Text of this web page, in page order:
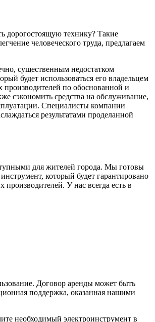
дорогостоящую технику? Такие
человеческого труда, предлагаем
существенным недостатком
будет использоваться его владельцем
производителей по обоснованной и
сэкономить средства на обслуживание,
Специалисты компании
результатами проделанной
для жителей города. Мы готовы
который будет гарантировано
У нас всегда есть в
Договор аренды может быть
поддержка, оказанная нашими
необходимый электроинструмент в